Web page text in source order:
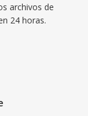
archivos de
24 horas.